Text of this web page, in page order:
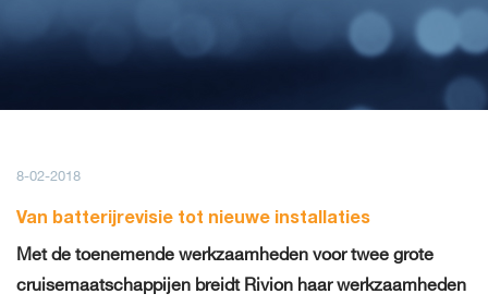
8-02-2018
Van batterijrevisie tot nieuwe installaties
Met de toenemende werkzaamheden voor twee grote
cruisemaatschappijen breidt Rivion haar werkzaamheden